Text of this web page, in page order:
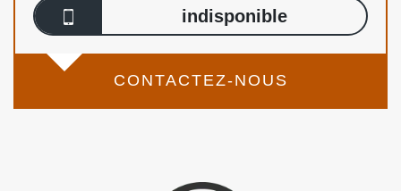
indisponible
CONTACTEZ-NOUS